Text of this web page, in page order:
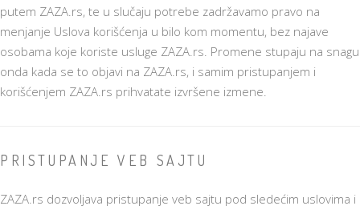
putem ZAZA.rs, te u slučaju potrebe zadržavamo pravo na
menjanje Uslova korišćenja u bilo kom momentu, bez najave
osobama koje koriste usluge ZAZA.rs. Promene stupaju na snagu
onda kada se to objavi na ZAZA.rs, i samim pristupanjem i
korišćenjem ZAZA.rs prihvatate izvršene izmene.
PRISTUPANJE VEB SAJTU
ZAZA.rs dozvoljava pristupanje veb sajtu pod sledećim uslovima i